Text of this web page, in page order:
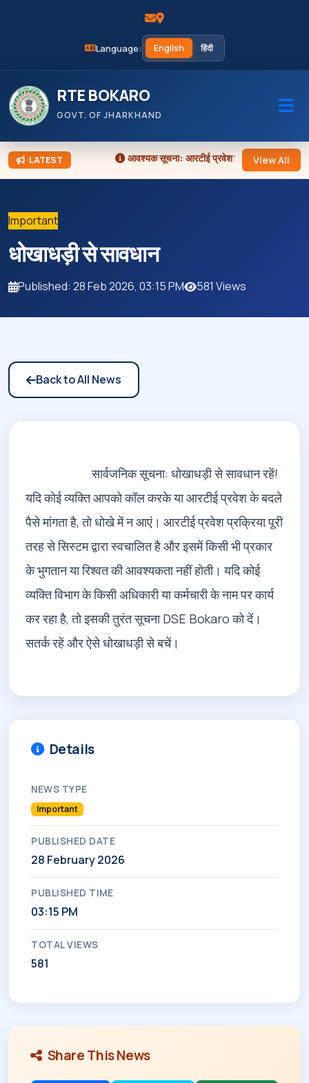
Language: English हिंदी
RTE BOKARO
GOVT. OF JHARKHAND
LATEST आवश्यक सूचना:आरटीई प्रवेश हेतु आवेदन आमंत्रण
View All
Important
धोखाधड़ी से सावधान
Published: 28 Feb 2026, 03:15 PM 581 Views
Back to All News
                        सार्वजनिक सूचना: धोखाधड़ी से सावधान रहें!
यदि कोई व्यक्ति आपको कॉल करके या आरटीई प्रवेश के बदले
पैसे मांगता है, तो धोखे में न आएं। आरटीई प्रवेश प्रक्रिया पूरी
तरह से सिस्टम द्वारा स्वचालित है और इसमें किसी भी प्रकार
के भुगतान या रिश्वत की आवश्यकता नहीं होती। यदि कोई
व्यक्ति विभाग के किसी अधिकारी या कर्मचारी के नाम पर कार्य
कर रहा है, तो इसकी तुरंत सूचना DSE Bokaro को दें।
सतर्क रहें और ऐसे धोखाधड़ी से बचें।
Details
NEWS TYPE
Important
PUBLISHED DATE
28 February 2026
PUBLISHED TIME
03:15 PM
TOTAL VIEWS
581
Share This News